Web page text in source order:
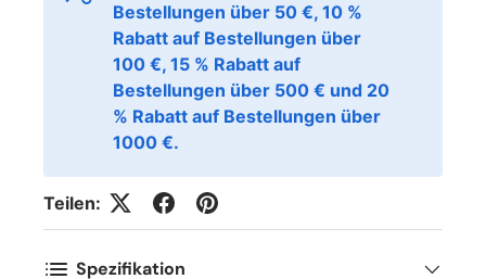
Bestellungen über 50 €, 10 %
Rabatt auf Bestellungen über
100 €, 15 % Rabatt auf
Bestellungen über 500 € und 20
% Rabatt auf Bestellungen über
1000 €.
Teilen:
Spezifikation